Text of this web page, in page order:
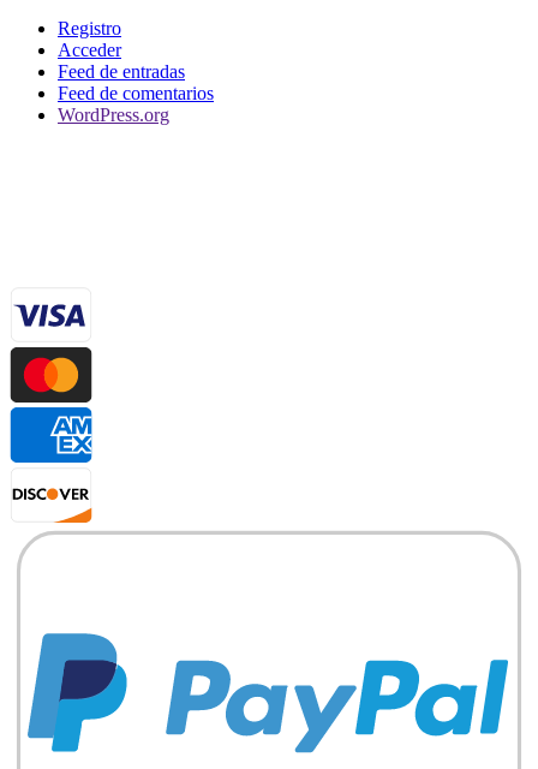
Registro
Acceder
Feed de entradas
Feed de comentarios
WordPress.org